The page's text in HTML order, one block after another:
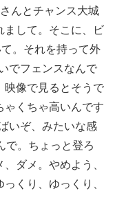
んとチャンス大城
まして。そこに、ビ
。それを持って外
でフェンスなんで
映像で見るとそうで
ゃくちゃ高いんです
いぞ、みたいな感
で。ちょっと登ろ
ダメ。やめよう、
くり、ゆっくり、